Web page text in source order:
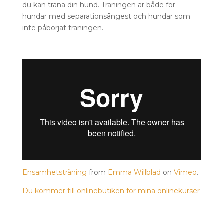
du kan träna din hund. Träningen är både för
hundar med separationsångest och hundar som
inte påbörjat träningen.
Ensamhetsträning from Emma Willblad on Vimeo.
Du kommer till onlinebutiken för mina onlinekurser